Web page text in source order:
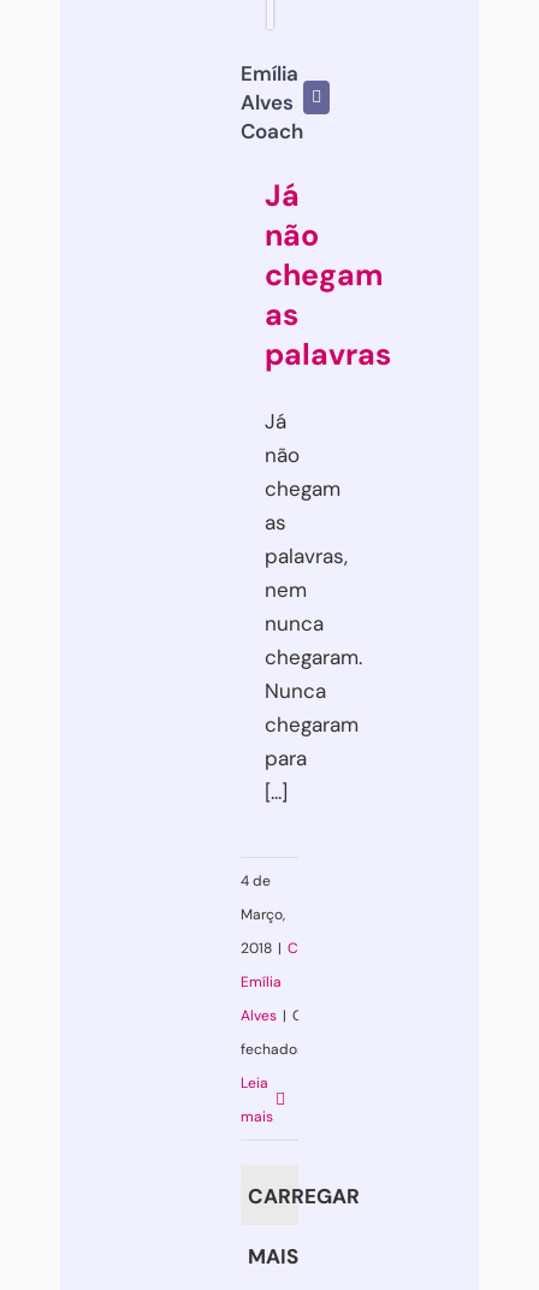
Emília
Alves
Coach
Já
não
chegam
as
palavras
Já
não
chegam
as
palavras,
nem
nunca
chegaram.
Nunca
chegaram
para
[...]
4 de
Março,
2018 | Coaching
Emília
Alves | Comentários
fechados
em
Já
palavras
Leia
mais
CARREGAR
MAIS